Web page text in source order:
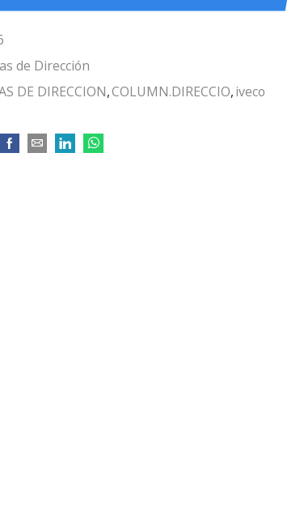
de Dirección
DE DIRECCION,COLUMN.DIRECCIO,iveco